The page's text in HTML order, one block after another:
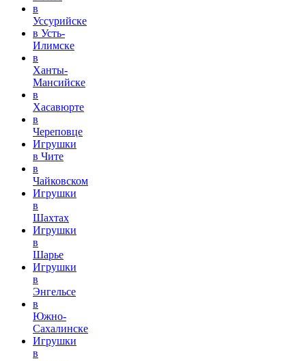
в
Уссурийске
в Усть-
Илимске
в
Ханты-
Мансийске
в
Хасавюрте
в
Череповце
Игрушки
в Чите
в
Чайковском
Игрушки
в
Шахтах
Игрушки
в
Шарье
Игрушки
в
Энгельсе
в
Южно-
Сахалинске
Игрушки
в